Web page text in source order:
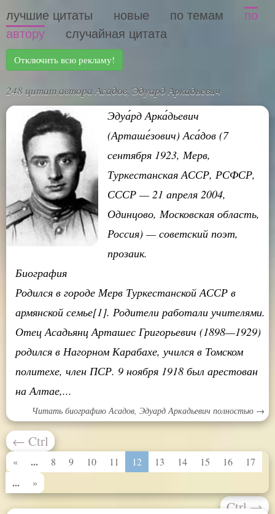
лучшие цитаты новые по темам
по
автору
случайная цитата
Отключить всю рекламу!
248 цитат автора Асадов, Эдуард Аркадьевич
Эдуа́рд Арка́дьевич
(Арташе́зович) Аса́дов (7
сентября 1923, Мерв,
Туркестанская АССР, РСФСР,
СССР — 21 апреля 2004,
Одинцово, Московская область,
Россия) — советский поэт,
прозаик.
Биография
Родился в городе Мерв Туркестанской АССР в
армянской семье[1]. Родители работали учителями.
Отец Асадьянц Арташес Григорьевич (1898—1929)
родился в Нагорном Карабахе, учился в Томском
политехе, член ПСР. 9 ноября 1918 был арестован
на Алтае,...
Читать биографию Асадов, Эдуард Аркадьевич полностью →
← Ctrl
« ... 8 9 10 11 12 13 14 15 16 17
... »
Ctrl →